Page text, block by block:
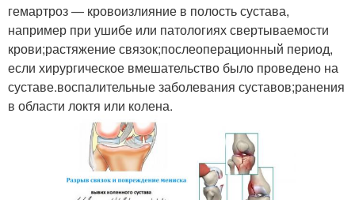
гемартроз — кровоизлияние в полость сустава,
например при ушибе или патологиях свертываемости
крови;растяжение связок;послеоперационный период,
если хирургическое вмешательство было проведено на
суставе.воспалительные заболевания суставов;ранения
в области локтя или колена.